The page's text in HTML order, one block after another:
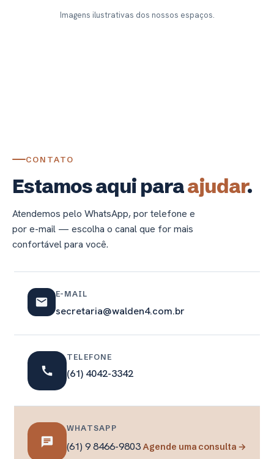
Imagens ilustrativas dos nossos espaços.
CONTATO
Estamos aqui paraajudar.
Atendemos pelo WhatsApp, por telefone e
por e-mail — escolha o canal que for mais
confortável para você.
mail
E-MAIL
secretaria@walden4.com.br
call
TELEFONE
(61) 4042-3342
chat
WHATSAPP
(61) 9 8466-9803Agende uma consulta →